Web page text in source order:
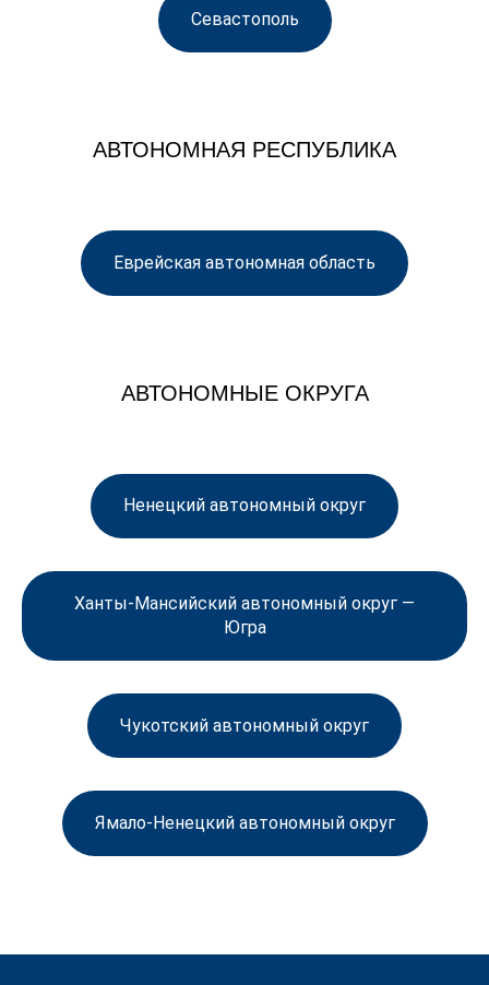
Севастополь
АВТОНОМНАЯ РЕСПУБЛИКА
Еврейская автономная область
АВТОНОМНЫЕ ОКРУГА
Ненецкий автономный округ
Ханты-Мансийский автономный округ —
Югра
Чукотский автономный округ
Ямало-Ненецкий автономный округ